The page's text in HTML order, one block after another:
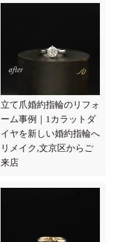
立て爪婚約指輪のリフォ
ーム事例｜1カラットダ
イヤを新しい婚約指輪へ
リメイク,文京区からご
来店